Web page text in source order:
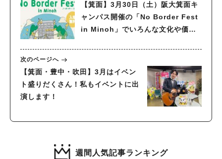
【箕面】3月30日（土）阪大箕面キ
ャンパス開催の「No Border Fest
in Minoh」でいろんな文化や価値
次のページへ
【箕面・豊中・吹田】3月はイベン
ト盛りだくさん！私もイベントに出
演します！
週間人気記事ランキング